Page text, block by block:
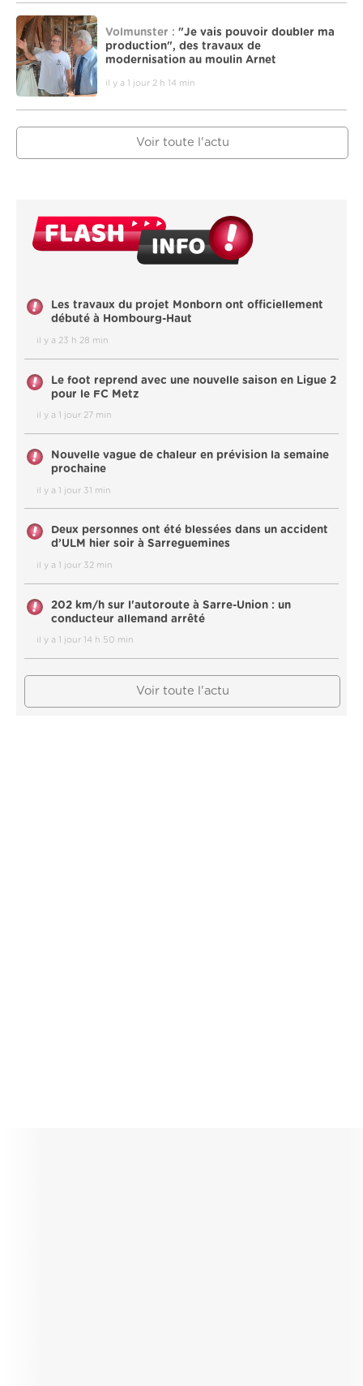
Volmunster : "Je vais pouvoir doubler ma
production", des travaux de
modernisation au moulin Arnet
il y a 1 jour 2 h 14 min
Voir toute l'actu
Les travaux du projet Monborn ont officiellement
débuté à Hombourg-Haut
il y a 23 h 28 min
Le foot reprend avec une nouvelle saison en Ligue 2
pour le FC Metz
il y a 1 jour 27 min
Nouvelle vague de chaleur en prévision la semaine
prochaine
il y a 1 jour 31 min
Deux personnes ont été blessées dans un accident
d’ULM hier soir à Sarreguemines
il y a 1 jour 32 min
202 km/h sur l'autoroute à Sarre-Union : un
conducteur allemand arrêté
il y a 1 jour 14 h 50 min
Voir toute l'actu